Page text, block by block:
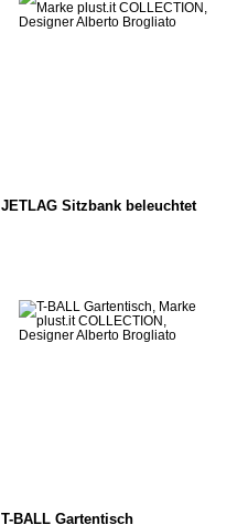
JETLAG Sitzbank beleuchtet
T-BALL Gartentisch